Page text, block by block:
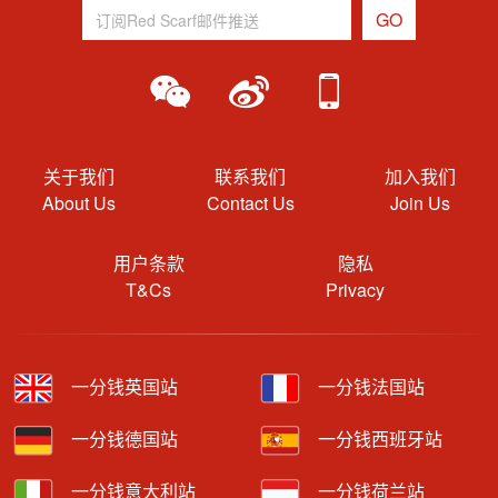
关于我们
About Us
联系我们
Contact Us
加入我们
Join Us
用户条款
T&Cs
隐私
Privacy
一分钱英国站 一分钱法国站
一分钱德国站 一分钱西班牙站
一分钱意大利站 一分钱荷兰站